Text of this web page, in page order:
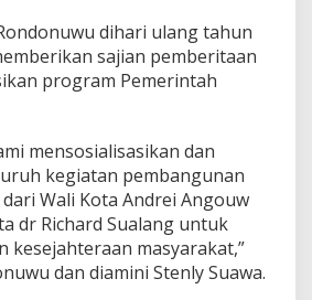
dihari ulang tahun
sajian pemberitaan
program Pemerintah
mensosialisasikan dan
kegiatan pembangunan
Wali Kota Andrei Angouw
dr Richard Sualang untuk
kesejahteraan masyarakat,”
dan diamini Stenly Suawa.